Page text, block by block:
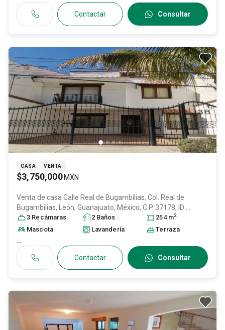
Contactar Consultar
CASA VENTA
$3,750,000 MXN
Venta de casa Calle Real de Bugambilias, Col. Real de
Bugambilias,
León, Guanajuato, México, C.P. 37178, ID:
28198189
3 Recámaras 2 Baños 254 m2
Mascota Lavandería Terraza
...
Contactar Consultar